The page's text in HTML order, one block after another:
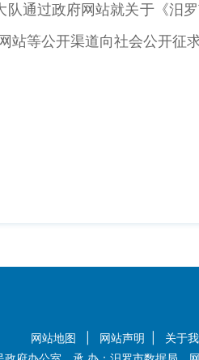
过政府网站就关于《汨罗
等公开渠道向社会公开征
网站地图 网站声明
关于